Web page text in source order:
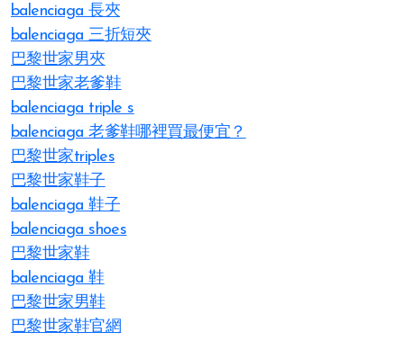
balenciaga 長夾
balenciaga 三折短夾
巴黎世家男夾
巴黎世家老爹鞋
balenciaga triple s
balenciaga 老爹鞋哪裡買最便宜？
巴黎世家triples
巴黎世家鞋子
balenciaga 鞋子
balenciaga shoes
巴黎世家鞋
balenciaga 鞋
巴黎世家男鞋
巴黎世家鞋官網